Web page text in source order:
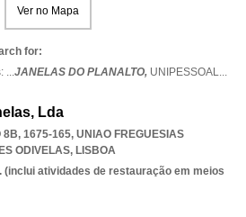
Ver no Mapa
for:
...JANELAS DO PLANALTO, UNIPESSOAL...
Lda
8B, 1675-165, UNIAO FREGUESIAS
ODIVELAS, LISBOA
(inclui atividades de restauração em meios